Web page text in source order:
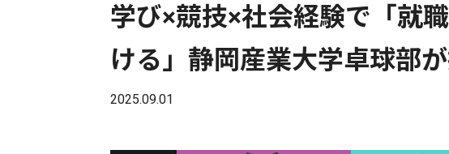
学び×競技×社会経験で「就
ける」静岡産業大学卓球部
2025.09.01